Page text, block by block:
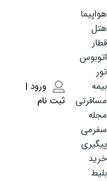
هواپیما
هتل
قطار
اتوبوس
تور
بیمه
مسافرتی
مجله
سفرمی
پیگیری
خرید
بلیط
ورود |
ثبت نام